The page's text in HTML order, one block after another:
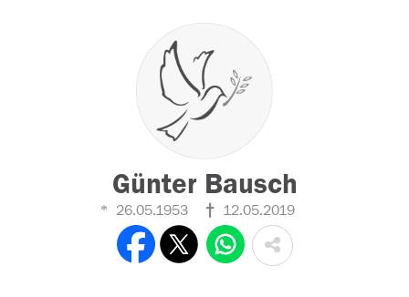
Günter Bausch
26.05.1953 12.05.2019